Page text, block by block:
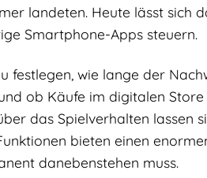
landeten. Heute lässt sich
Smartphone-Apps steuern.
festlegen, wie lange der
ob Käufe im digitalen
das Spielverhalten lassen
bieten einen
danebenstehen muss.